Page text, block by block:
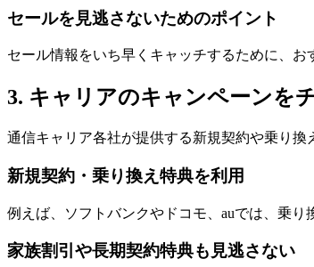
セールを見逃さないためのポイント
セール情報をいち早くキャッチするために、
3. キャリアのキャンペーンを
通信キャリア各社が提供する新規契約や乗り換
新規契約・乗り換え特典を利用
例えば、ソフトバンクやドコモ、auでは、乗
家族割引や長期契約特典も見逃さない